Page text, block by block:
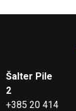
Šalter Pile
2
+385 20 414